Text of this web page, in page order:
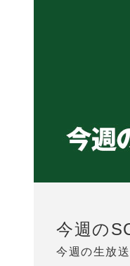
今週の
今週の生放